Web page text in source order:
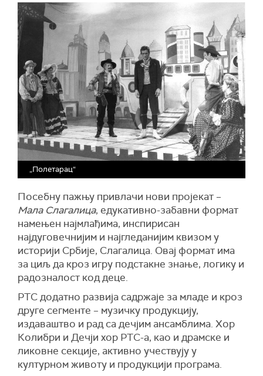
„Полетарац“
Посебну пажњу привлачи нови пројекат –
Мала Слагалица, едукативно-забавни формат
намењен најмлађима, инспирисан
најдуговечнијим и најгледанијим квизом у
историји Србије, Слагалица. Овај формат има
за циљ да кроз игру подстакне знање, логику и
радозналост код деце.
РТС додатно развија садржаје за младе и кроз
друге сегменте – музичку продукцију,
издаваштво и рад са дечјим ансамблима. Хор
Колибри и Дечји хор РТС-а, као и драмске и
ликовне секције, активно учествују у
културном животу и продукцији програма.